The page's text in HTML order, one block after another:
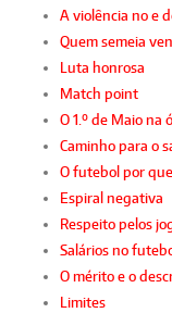
A violência no e
Quem semeia
Luta honrosa
Match point
O 1.º de Maio na
Caminho para o
O futebol por
Espiral negativa
Respeito pelos
Salários no
O mérito e o
Limites